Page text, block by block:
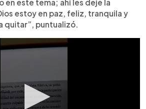
en este tema; ahí les deje la
estoy en paz, feliz, tranquila y
quitar”, puntualizó.